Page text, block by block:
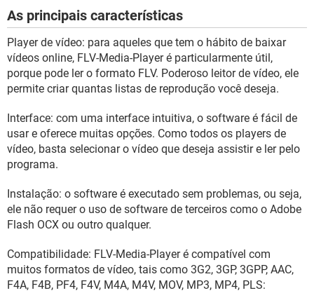
As principais características
Player de vídeo: para aqueles que tem o hábito de baixar
vídeos online, FLV-Media-Player é particularmente útil,
porque pode ler o formato FLV. Poderoso leitor de vídeo, ele
permite criar quantas listas de reprodução você deseja.
Interface: com uma interface intuitiva, o software é fácil de
usar e oferece muitas opções. Como todos os players de
vídeo, basta selecionar o vídeo que deseja assistir e ler pelo
programa.
Instalação: o software é executado sem problemas, ou seja,
ele não requer o uso de software de terceiros como o Adobe
Flash OCX ou outro qualquer.
Compatibilidade: FLV-Media-Player é compatível com
muitos formatos de vídeo, tais como 3G2, 3GP, 3GPP, AAC,
F4A, F4B, PF4, F4V, M4A, M4V, MOV, MP3, MP4, PLS: